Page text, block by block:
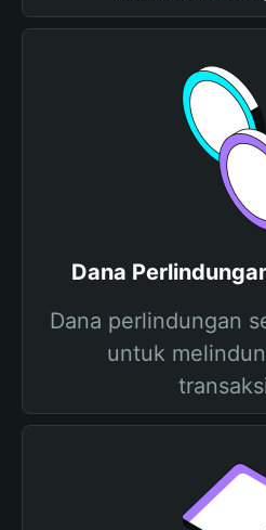
Dana
Dana perlindungan
untuk